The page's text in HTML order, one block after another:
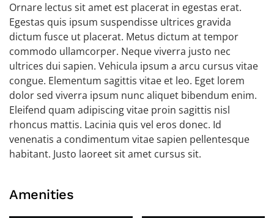
Ornare lectus sit amet est placerat in egestas erat.
Egestas quis ipsum suspendisse ultrices gravida
dictum fusce ut placerat. Metus dictum at tempor
commodo ullamcorper. Neque viverra justo nec
ultrices dui sapien. Vehicula ipsum a arcu cursus vitae
congue. Elementum sagittis vitae et leo. Eget lorem
dolor sed viverra ipsum nunc aliquet bibendum enim.
Eleifend quam adipiscing vitae proin sagittis nisl
rhoncus mattis. Lacinia quis vel eros donec. Id
venenatis a condimentum vitae sapien pellentesque
habitant. Justo laoreet sit amet cursus sit.
Amenities